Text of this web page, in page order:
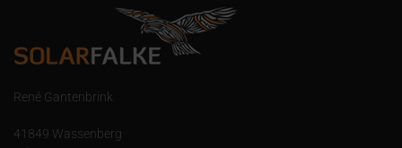
René Gantenbrink
41849 Wassenberg